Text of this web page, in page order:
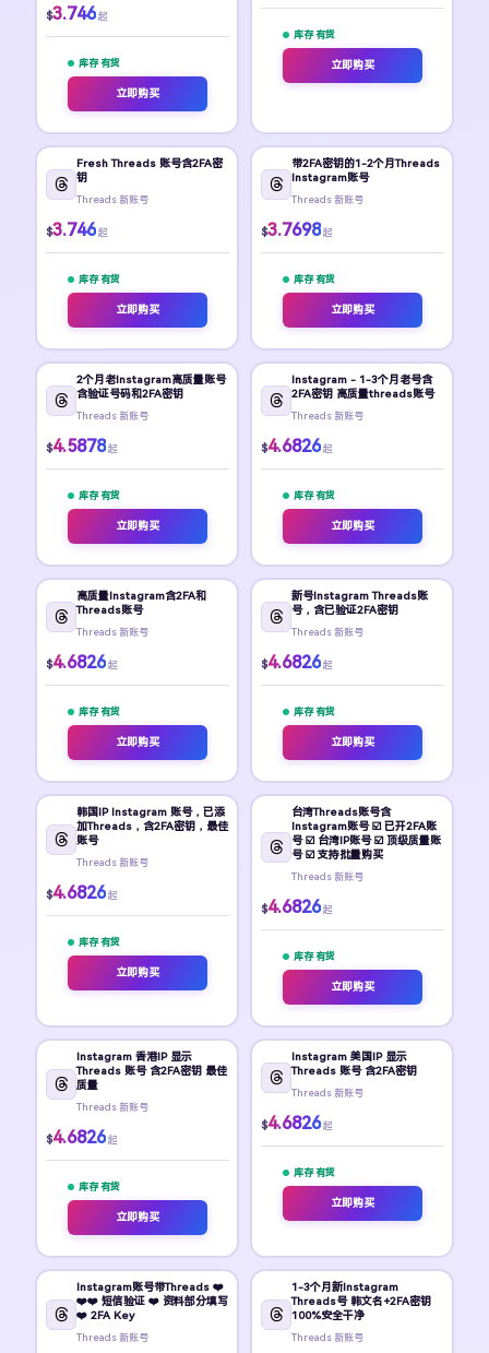
$3.746 起
库存 有货
立即购买
库存 有货
立即购买
Fresh Threads 账号含2FA密
钥
Threads 新账号
$3.746 起
库存 有货
立即购买
带2FA密钥的1-2个月Threads
Instagram账号
Threads 新账号
$3.7698 起
库存 有货
立即购买
2个月老Instagram高质量账号
含验证号码和2FA密钥
Threads 新账号
$4.5878 起
库存 有货
立即购买
Instagram - 1-3个月老号含
2FA密钥 高质量threads账号
Threads 新账号
$4.6826 起
库存 有货
立即购买
高质量Instagram含2FA和
Threads账号
Threads 新账号
$4.6826 起
库存 有货
立即购买
新号Instagram Threads账
号，含已验证2FA密钥
Threads 新账号
$4.6826 起
库存 有货
立即购买
韩国IP Instagram 账号，已添
加Threads，含2FA密钥，最佳
账号
Threads 新账号
$4.6826 起
库存 有货
立即购买
台湾Threads账号含
Instagram账号 ☑️ 已开2FA账
号 ☑️ 台湾IP账号 ☑️ 顶级质量账
号 ☑️ 支持批量购买
Threads 新账号
$4.6826 起
库存 有货
立即购买
Instagram 香港IP 显示
Threads 账号 含2FA密钥 最佳
质量
Threads 新账号
$4.6826 起
库存 有货
立即购买
Instagram 美国IP 显示
Threads 账号 含2FA密钥
Threads 新账号
$4.6826 起
库存 有货
立即购买
Instagram账号带Threads ❤️
❤️❤️ 短信验证 ❤️ 资料部分填写
❤️ 2FA Key
Threads 新账号
1-3个月新Instagram
Threads号 韩文名+2FA密钥
100%安全干净
Threads 新账号